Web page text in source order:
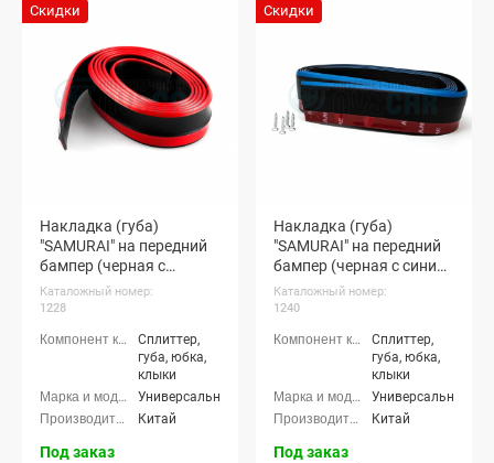
Скидки
Накладка (губа)
"SAMURAI" на передний
бампер (черная с
красным кантом)
Каталожный номер:
1228
Сплиттер,
губа, юбка,
клыки
Универсальные
Китай
Под заказ
Скидки
Накладка (губа)
"SAMURAI" на передний
бампер (черная с синим
кантом)
Каталожный номер:
1240
Сплиттер,
губа, юбка,
клыки
Универсальные
Китай
Под заказ